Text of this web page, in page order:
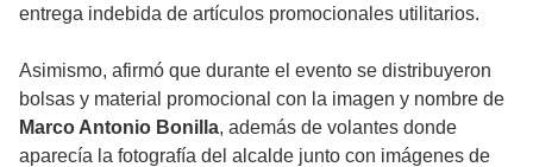
entrega indebida de artículos promocionales utilitarios.
Asimismo, afirmó que durante el evento se distribuyeron
bolsas y material promocional con la imagen y nombre de
Marco Antonio Bonilla, además de volantes donde
aparecía la fotografía del alcalde junto con imágenes de